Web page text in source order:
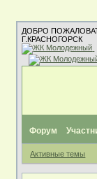
ДОБРО
Г.КРАСНОГОРСК
Форум
Активные темы